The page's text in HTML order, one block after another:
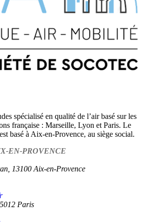
spécialisé en qualité de l’air basé sur les
française : Marseille, Lyon et Paris. Le
basé à Aix-en-Provence, au siège social.
EN-PROVENCE
13100 Aix-en-Provence
Paris